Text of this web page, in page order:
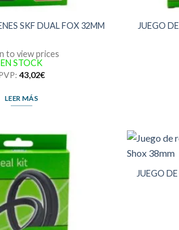
SKF DUAL FOX 32MM
to view prices
EN STOCK
43,02€
LEER MÁS
JUEGO
JUEGO